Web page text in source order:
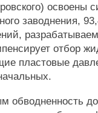
освоены
заводнения,
отбор
пластовые
обводненность